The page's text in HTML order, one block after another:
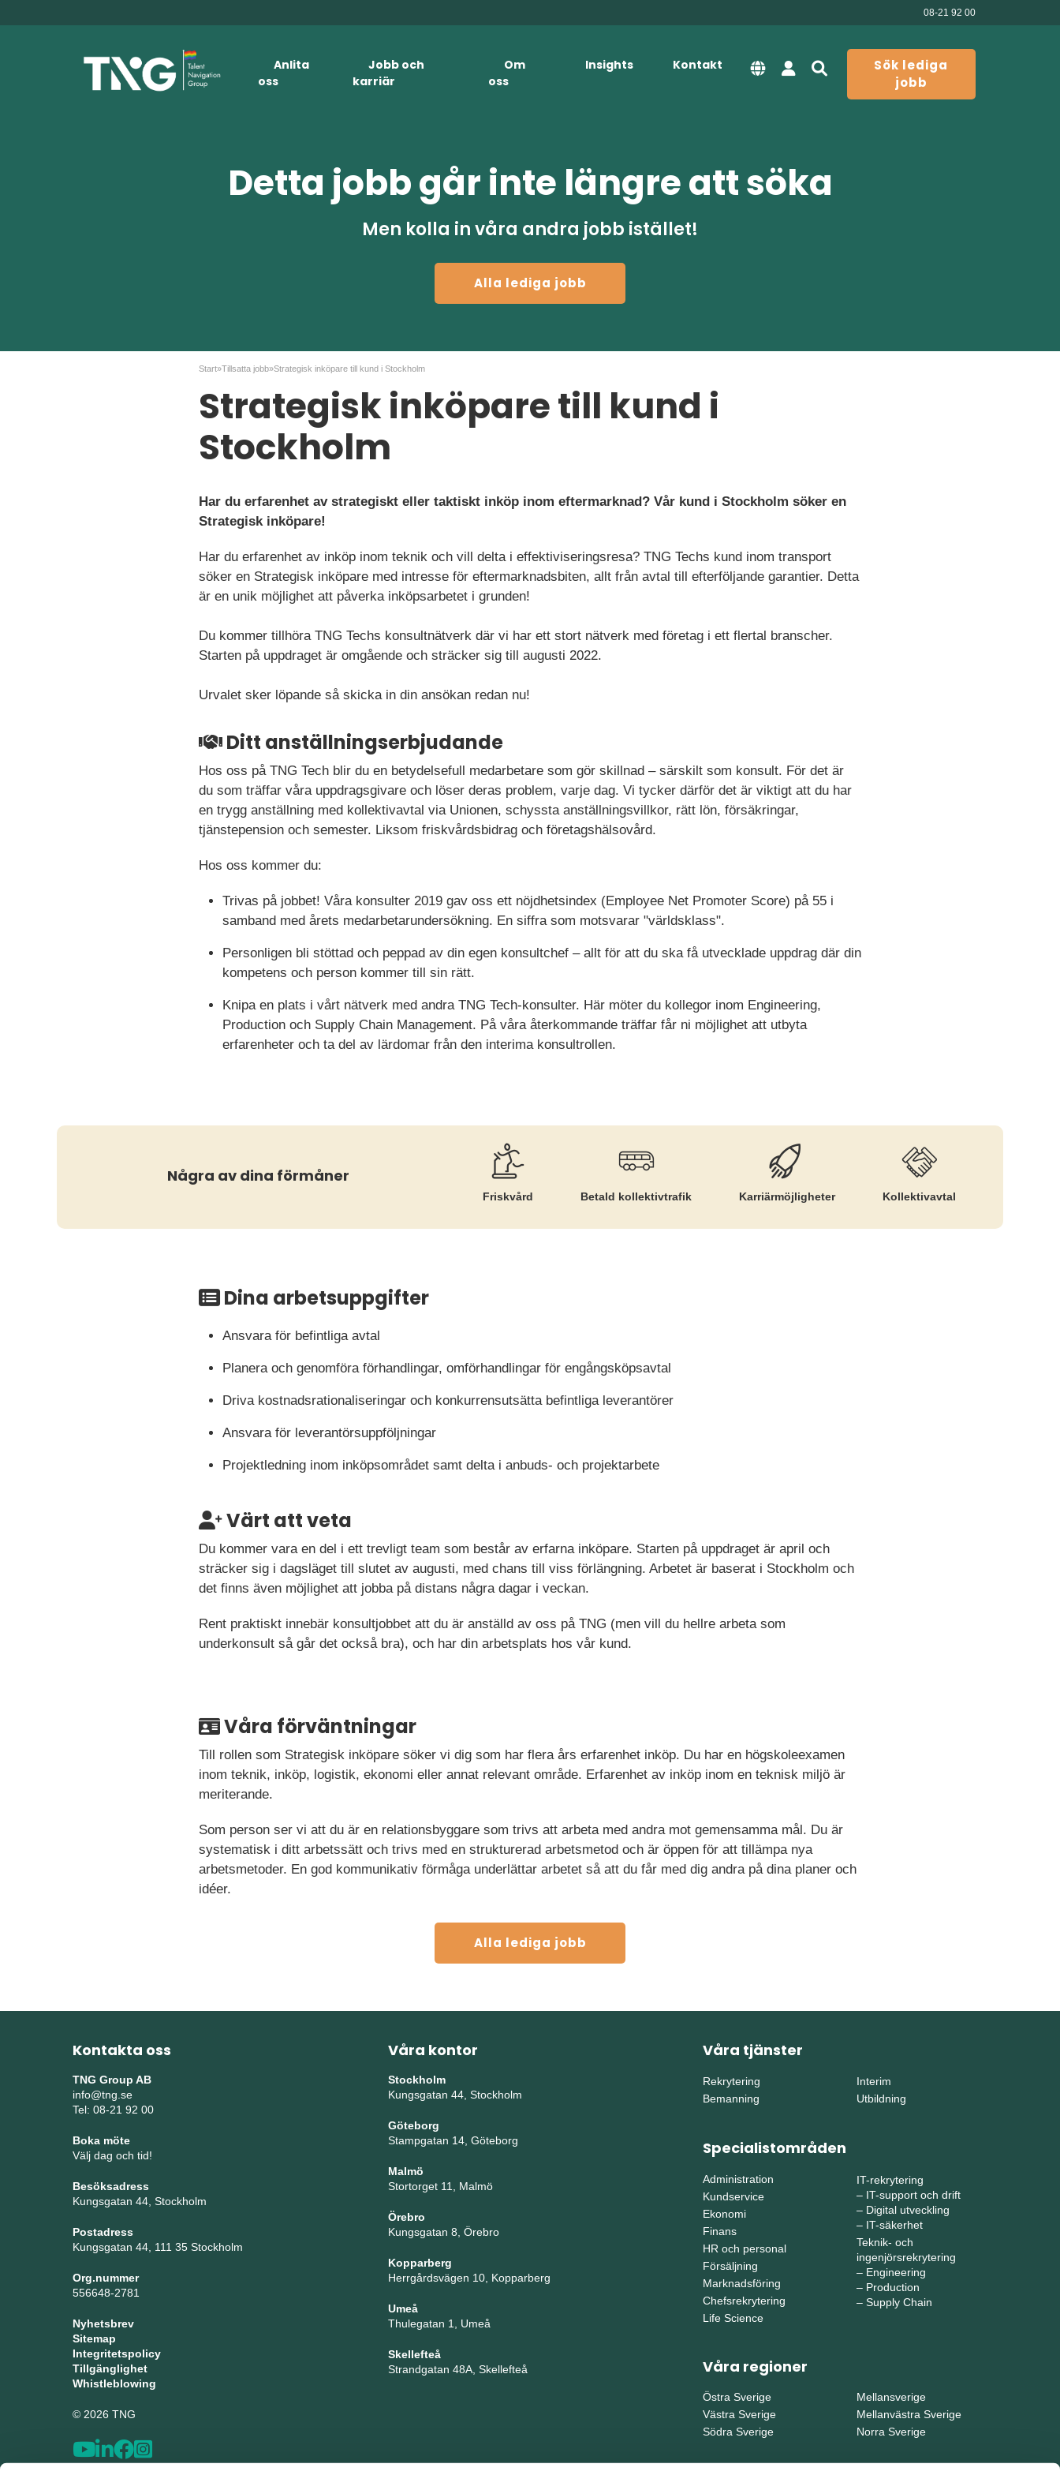
08-21 92 00
Anlita
oss
Jobb och
karriär
Om
oss
Insights Kontakt
Sök lediga
jobb
Detta jobb går inte längre att söka
Men kolla in våra andra jobb istället!
Alla lediga jobb
Start»Tillsatta jobb»Strategisk inköpare till kund i Stockholm
Strategisk inköpare till kund i
Stockholm
Har du erfarenhet av strategiskt eller taktiskt inköp inom eftermarknad? Vår kund i Stockholm söker en
Strategisk inköpare!
Har du erfarenhet av inköp inom teknik och vill delta i effektiviseringsresa? TNG Techs kund inom transport
söker en Strategisk inköpare med intresse för eftermarknadsbiten, allt från avtal till efterföljande garantier. Detta
är en unik möjlighet att påverka inköpsarbetet i grunden!
Du kommer tillhöra TNG Techs konsultnätverk där vi har ett stort nätverk med företag i ett flertal branscher.
Starten på uppdraget är omgående och sträcker sig till augusti 2022.
Urvalet sker löpande så skicka in din ansökan redan nu!
Ditt anställningserbjudande
Hos oss på TNG Tech blir du en betydelsefull medarbetare som gör skillnad – särskilt som konsult. För det är
du som träffar våra uppdragsgivare och löser deras problem, varje dag. Vi tycker därför det är viktigt att du har
en trygg anställning med kollektivavtal via Unionen, schyssta anställningsvillkor, rätt lön, försäkringar,
tjänstepension och semester. Liksom friskvårdsbidrag och företagshälsovård.
Hos oss kommer du:
Trivas på jobbet! Våra konsulter 2019 gav oss ett nöjdhetsindex (Employee Net Promoter Score) på 55 i
samband med årets medarbetarundersökning. En siffra som motsvarar "världsklass".
Personligen bli stöttad och peppad av din egen konsultchef – allt för att du ska få utvecklade uppdrag där din
kompetens och person kommer till sin rätt.
Knipa en plats i vårt nätverk med andra TNG Tech-konsulter. Här möter du kollegor inom Engineering,
Production och Supply Chain Management. På våra återkommande träffar får ni möjlighet att utbyta
erfarenheter och ta del av lärdomar från den interima konsultrollen.
Några av dina förmåner
Friskvård Betald kollektiv­trafik Karriär­möjligheter Kollektiv­avtal
Dina arbetsuppgifter
Ansvara för befintliga avtal
Planera och genomföra förhandlingar, omförhandlingar för engångsköpsavtal
Driva kostnadsrationaliseringar och konkurrensutsätta befintliga leverantörer
Ansvara för leverantörsuppföljningar
Projektledning inom inköpsområdet samt delta i anbuds- och projektarbete
Värt att veta
Du kommer vara en del i ett trevligt team som består av erfarna inköpare. Starten på uppdraget är april och
sträcker sig i dagsläget till slutet av augusti, med chans till viss förlängning. Arbetet är baserat i Stockholm och
det finns även möjlighet att jobba på distans några dagar i veckan.
Rent praktiskt innebär konsultjobbet att du är anställd av oss på TNG (men vill du hellre arbeta som
underkonsult så går det också bra), och har din arbetsplats hos vår kund.
Våra förväntningar
Till rollen som Strategisk inköpare söker vi dig som har flera års erfarenhet inköp. Du har en högskoleexamen
inom teknik, inköp, logistik, ekonomi eller annat relevant område. Erfarenhet av inköp inom en teknisk miljö är
meriterande.
Som person ser vi att du är en relationsbyggare som trivs att arbeta med andra mot gemensamma mål. Du är
systematisk i ditt arbetssätt och trivs med en strukturerad arbetsmetod och är öppen för att tillämpa nya
arbetsmetoder. En god kommunikativ förmåga underlättar arbetet så att du får med dig andra på dina planer och
idéer.
Alla lediga jobb
Kontakta oss
TNG Group AB
info@tng.se
Tel: 08-21 92 00
Boka möte
Välj dag och tid!
Besöksadress
Kungsgatan 44, Stockholm
Postadress
Kungsgatan 44, 111 35 Stockholm
Org.nummer
556648-2781
Nyhetsbrev
Sitemap
Integritetspolicy
Tillgänglighet
Whistleblowing
© 2026 TNG
Våra kontor
Stockholm
Kungsgatan 44, Stockholm
Göteborg
Stampgatan 14, Göteborg
Malmö
Stortorget 11, Malmö
Örebro
Kungsgatan 8, Örebro
Kopparberg
Herrgårdsvägen 10, Kopparberg
Umeå
Thulegatan 1, Umeå
Skellefteå
Strandgatan 48A, Skellefteå
Våra tjänster
Rekrytering
Bemanning
Interim
Utbildning
Specialistområden
Administration
Kundservice
Ekonomi
Finans
HR och personal
Försäljning
Marknadsföring
Chefsrekrytering
Life Science
IT-rekrytering
– IT-support och drift
– Digital utveckling
– IT-säkerhet
Teknik- och
ingenjörsrekrytering
– Engineering
– Production
– Supply Chain
Våra regioner
Östra Sverige
Västra Sverige
Södra Sverige
Mellansverige
Mellanvästra Sverige
Norra Sverige